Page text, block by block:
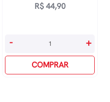
R$44,90
Quebra-
30
- +
COMPRAR